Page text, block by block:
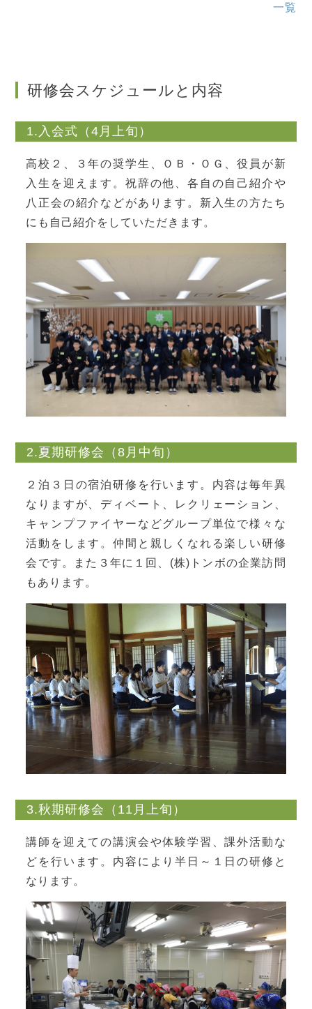
一覧
研修会スケジュールと内容
1.入会式（4月上旬）
高校２、３年の奨学生、ＯＢ・ＯＧ、役員が新
入生を迎えます。祝辞の他、各自の自己紹介や
八正会の紹介などがあります。新入生の方たち
にも自己紹介をしていただきます。
2.夏期研修会（8月中旬）
２泊３日の宿泊研修を行います。内容は毎年異
なりますが、ディベート、レクリェーション、
キャンプファイヤーなどグループ単位で様々な
活動をします。仲間と親しくなれる楽しい研修
会です。また３年に１回、(株)トンボの企業訪問
もあります。
3.秋期研修会（11月上旬）
講師を迎えての講演会や体験学習、課外活動な
どを行います。内容により半日～１日の研修と
なります。